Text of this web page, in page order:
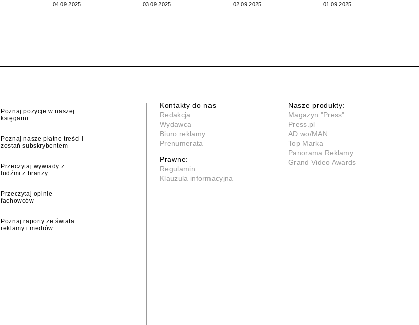
04.09.2025 03.09.2025 02.09.2025 01.09.2025
Poznaj pozycje w naszej
księgarni
Poznaj nasze płatne treści i
zostań subskrybentem
Przeczytaj wywiady z
ludźmi z branży
Przeczytaj opinie
fachowców
Poznaj raporty ze świata
reklamy i mediów
Kontakty do nas
Redakcja
Wydawca
Biuro reklamy
Prenumerata
Prawne:
Regulamin
Klauzula informacyjna
Nasze produkty:
Magazyn "Press"
Press.pl
AD wo/MAN
Top Marka
Panorama Reklamy
Grand Video Awards